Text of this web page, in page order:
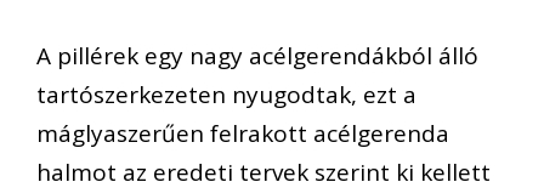
A pillérek egy nagy acélgerendákból álló
tartószerkezeten nyugodtak, ezt a
máglyaszerűen felrakott acélgerenda
halmot az eredeti tervek szerint ki kellett